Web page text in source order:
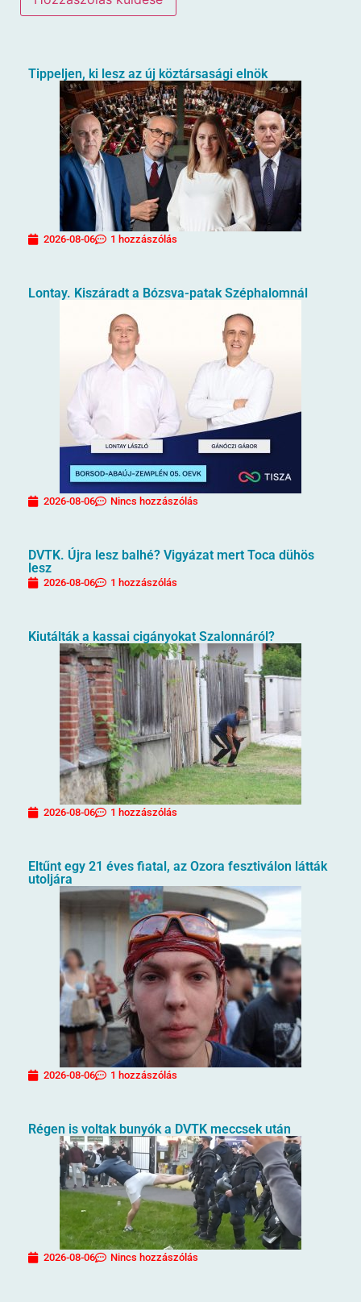
Tippeljen, ki lesz az új köztársasági elnök
2026-08-06 1 hozzászólás
Lontay. Kiszáradt a Bózsva-patak Széphalomnál
2026-08-06 Nincs hozzászólás
DVTK. Újra lesz balhé? Vigyázat mert Toca dühös
lesz
2026-08-06 1 hozzászólás
Kiutálták a kassai cigányokat Szalonnáról?
2026-08-06 1 hozzászólás
Eltűnt egy 21 éves fiatal, az Ozora fesztiválon látták
utoljára
2026-08-06 1 hozzászólás
Régen is voltak bunyók a DVTK meccsek után
2026-08-06 Nincs hozzászólás